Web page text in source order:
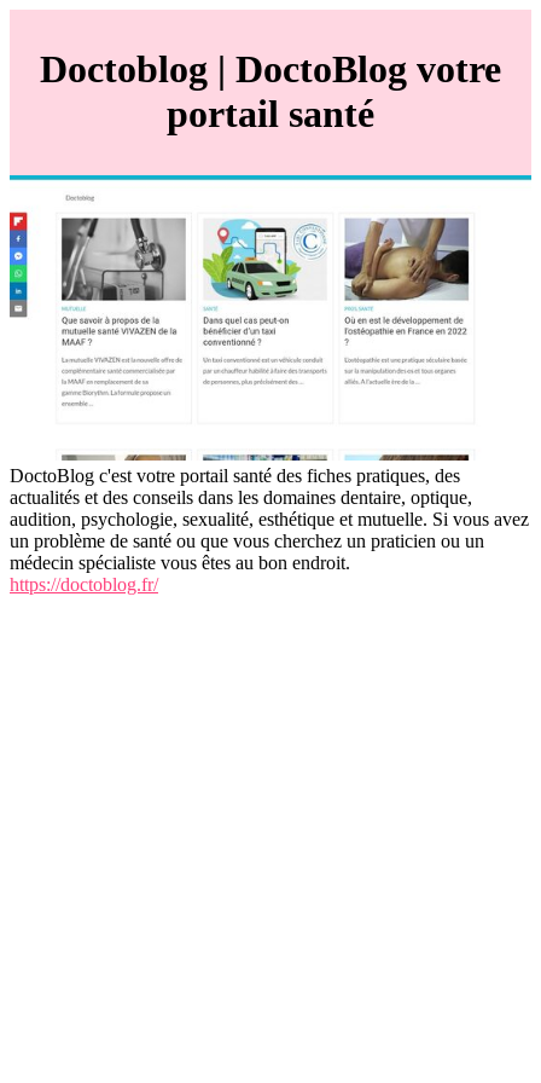
Doctoblog | DoctoBlog votre
portail santé
DoctoBlog c'est votre portail santé des fiches pratiques, des
actualités et des conseils dans les domaines dentaire, optique,
audition, psychologie, sexualité, esthétique et mutuelle. Si vous avez
un problème de santé ou que vous cherchez un praticien ou un
médecin spécialiste vous êtes au bon endroit.
https://doctoblog.fr/